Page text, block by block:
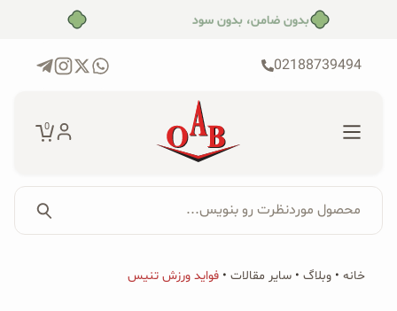
02188739494
0
برای:
جستجو...
پکیج‌ها
محصول موردنظرت رو بنویس...
خانه • وبلاگ • سایر مقالات • فواید ورزش تنیس